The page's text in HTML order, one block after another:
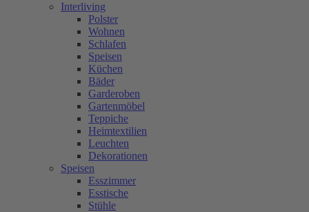
Interliving
Polster
Wohnen
Schlafen
Speisen
Küchen
Bäder
Garderoben
Gartenmöbel
Teppiche
Heimtextilien
Leuchten
Dekorationen
Speisen
Esszimmer
Esstische
Stühle